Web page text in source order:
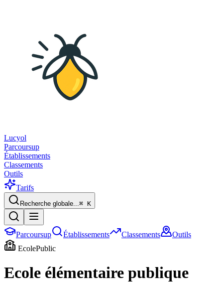
Lucyol
Parcoursup
Établissements
Classements
Outils
Tarifs
Recherche globale...⌘ K
Parcoursup Établissements Classements
Outils
EcolePublic
Ecole élémentaire publique